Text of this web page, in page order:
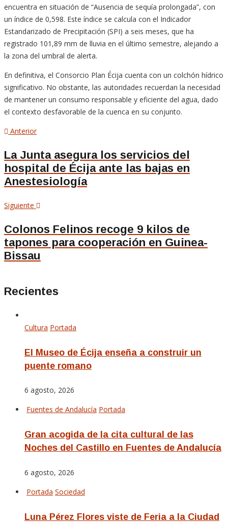
encuentra en situación de “Ausencia de sequía prolongada”, con
un índice de 0,598. Este índice se calcula con el Indicador
Estandarizado de Precipitación (SPI) a seis meses, que ha
registrado 101,89 mm de lluvia en el último semestre, alejando a
la zona del umbral de alerta.
En definitiva, el Consorcio Plan Écija cuenta con un colchón hídrico
significativo. No obstante, las autoridades recuerdan la necesidad
de mantener un consumo responsable y eficiente del agua, dado
el contexto desfavorable de la cuenca en su conjunto.
Navegación
de
entradas
AnteriorArtículo
La Junta asegura los servicios del
hospital de Écija ante las bajas en
Anestesiología
Siguiente
Colonos Felinos recoge 9 kilos de
tapones para cooperación en Guinea-
Bissau
Recientes
Cultura Portada
El Museo de Écija enseña a construir un
puente romano
6 agosto, 2026
Fuentes de Andalucía Portada
Gran acogida de la cita cultural de las
Noches del Castillo en Fuentes de Andalucía
6 agosto, 2026
Portada Sociedad
Luna Pérez Flores viste de Feria a la Ciudad